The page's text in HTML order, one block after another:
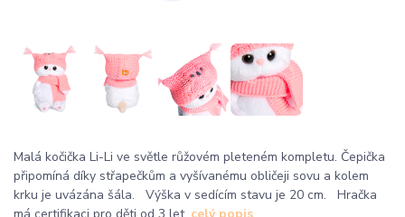
Malá kočička Li-Li ve světle růžovém pleteném kompletu. Čepička
připomíná díky střapečkům a vyšívanému obličeji sovu a kolem
krku je uvázána šála. Výška v sedícím stavu je 20 cm. Hračka